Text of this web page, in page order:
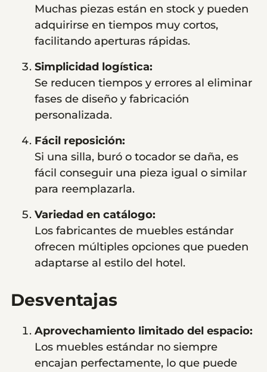
Muchas piezas están en stock y pueden
adquirirse en tiempos muy cortos,
facilitando aperturas rápidas.
Simplicidad logística:
Se reducen tiempos y errores al eliminar
fases de diseño y fabricación
personalizada.
Fácil reposición:
Si una silla, buró o tocador se daña, es
fácil conseguir una pieza igual o similar
para reemplazarla.
Variedad en catálogo:
Los fabricantes de muebles estándar
ofrecen múltiples opciones que pueden
adaptarse al estilo del hotel.
Desventajas
Aprovechamiento limitado del espacio:
Los muebles estándar no siempre
encajan perfectamente, lo que puede